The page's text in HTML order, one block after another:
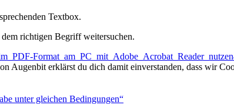
Textbox.
richtigen Begriff weitersuchen.
Augenbit erklärst du dich damit einverstanden, dass wir